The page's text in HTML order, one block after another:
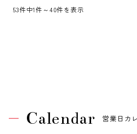
53件中1件～40件を表示
Calendar 営業日カ